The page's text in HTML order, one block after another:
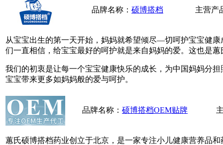
品牌名称： 硕博搭档 主营产
从宝宝出生的第一天开始，妈妈就希望倾尽—切呵护宝宝健
们一直相信，给宝宝最好的呵护就是来自妈妈的爱。这也是
我们的初衷是让每一个宝宝健康快乐的成长，为中国妈妈分
宝宝带来更多如妈妈般的爱与呵护。
品牌名称： 硕博搭档OEM贴牌
蕙氏硕博搭档药业创立于北京，是一家专注小儿健康营养品